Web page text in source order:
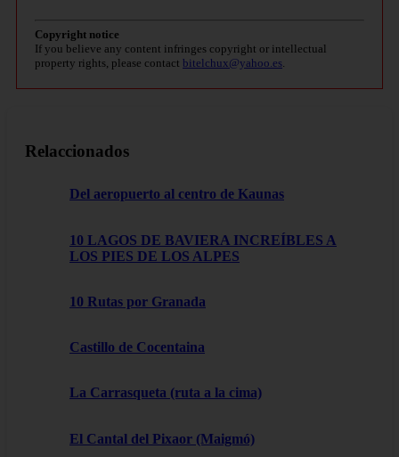
Copyright notice
If you believe any content infringes copyright or intellectual
property rights, please contact bitelchux@yahoo.es
Relaccionados
Del aeropuerto al centro de Kaunas
10 LAGOS DE BAVIERA INCREÍBLES A
LOS PIES DE LOS ALPES
10 Rutas por Granada
Castillo de Cocentaina
La Carrasqueta (ruta a la cima)
El Cantal del Pixaor (Maigmó)